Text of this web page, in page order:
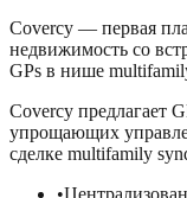
Covercy — первая
недвижимость со
GPs в нише
Covercy предлагает
упрощающих
сделке multifamily